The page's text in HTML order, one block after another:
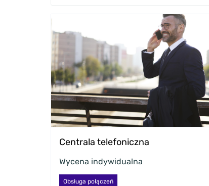
Centrala telefoniczna
Wycena indywidualna
Obsługa połączeń